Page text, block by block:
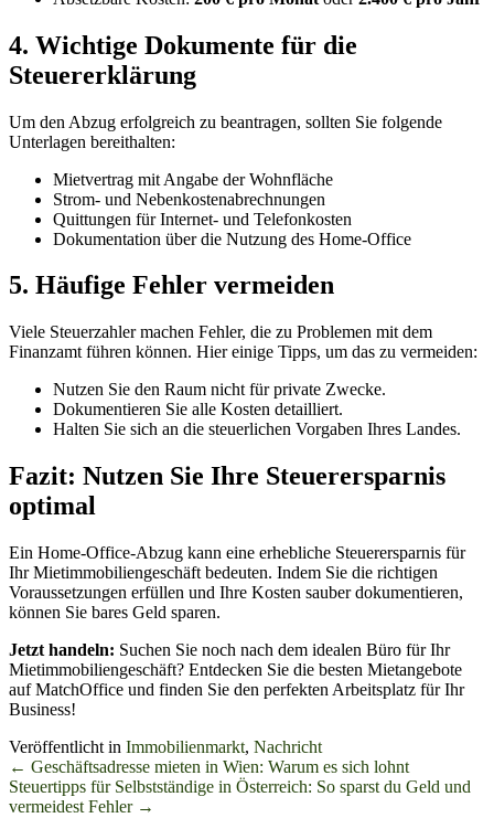
4. Wichtige Dokumente für die
Steuererklärung
Um den Abzug erfolgreich zu beantragen, sollten Sie folgende
Unterlagen bereithalten:
Mietvertrag mit Angabe der Wohnfläche
Strom- und Nebenkostenabrechnungen
Quittungen für Internet- und Telefonkosten
Dokumentation über die Nutzung des Home-Office
5. Häufige Fehler vermeiden
Viele Steuerzahler machen Fehler, die zu Problemen mit dem
Finanzamt führen können. Hier einige Tipps, um das zu vermeiden:
Nutzen Sie den Raum nicht für private Zwecke.
Dokumentieren Sie alle Kosten detailliert.
Halten Sie sich an die steuerlichen Vorgaben Ihres Landes.
Fazit: Nutzen Sie Ihre Steuerersparnis
optimal
Ein Home-Office-Abzug kann eine erhebliche Steuerersparnis für
Ihr Mietimmobiliengeschäft bedeuten. Indem Sie die richtigen
Voraussetzungen erfüllen und Ihre Kosten sauber dokumentieren,
können Sie bares Geld sparen.
Jetzt handeln: Suchen Sie noch nach dem idealen Büro für Ihr
Mietimmobiliengeschäft? Entdecken Sie die besten Mietangebote
auf MatchOffice und finden Sie den perfekten Arbeitsplatz für Ihr
Business!
Veröffentlicht in Immobilienmarkt, Nachricht
Beitrags-
Navigation
← Geschäftsadresse mieten in Wien: Warum es sich lohnt
Steuertipps für Selbstständige in Österreich: So sparst du Geld und
vermeidest Fehler →